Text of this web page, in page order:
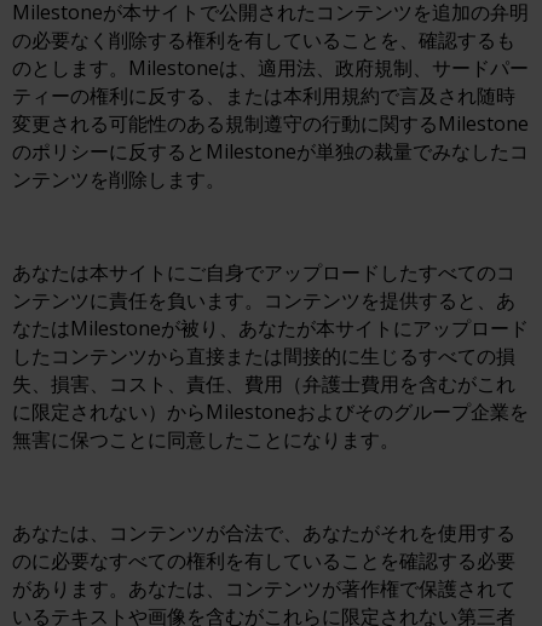
Milestoneが本サイトで公開されたコンテンツを追加の弁明
の必要なく削除する権利を有していることを、確認するも
のとします。Milestoneは、適用法、政府規制、サードパー
ティーの権利に反する、または本利用規約で言及され随時
変更される可能性のある規制遵守の行動に関するMilestone
のポリシーに反するとMilestoneが単独の裁量でみなしたコ
ンテンツを削除します。
あなたは本サイトにご自身でアップロードしたすべてのコ
ンテンツに責任を負います。コンテンツを提供すると、あ
なたはMilestoneが被り、あなたが本サイトにアップロード
したコンテンツから直接または間接的に生じるすべての損
失、損害、コスト、責任、費用（弁護士費用を含むがこれ
に限定されない）からMilestoneおよびそのグループ企業を
無害に保つことに同意したことになります。
あなたは、コンテンツが合法で、あなたがそれを使用する
のに必要なすべての権利を有していることを確認する必要
があります。あなたは、コンテンツが著作権で保護されて
いるテキストや画像を含むがこれらに限定されない第三者